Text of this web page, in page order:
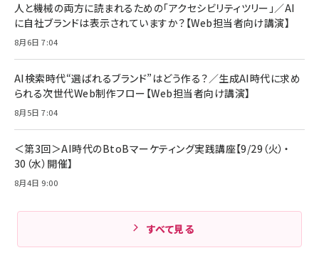
組織の成果を最大化する ルールのデザイン
￥1,980
Amazonランキングをもっと見る
技術基準適合】ブラック
￥5,990
ケーブル Anker絡まないケーブル 240W 結束バン
ド付き USB PD対応 シリコン素材採用 iPhone
17 / 16 / 15 / Galaxy iPad Pro MacBook
Pro/Air 各種対応 (1.8m ミッドナイトブラック)
￥1,890
サッポロ 生ビール 黒ラベル 350ml 缶 24本 ビー
ル ケース買い【6/30応募〆切! 黒ラベルビヤセラー
￥4,857
人と機械の両方に読まれるための「アクセシビリティツリー」／AI
に自社ブランドは表示されていますか？【Web担当者向け講演】
8月6日 7:04
AI検索時代“選ばれるブランド”はどう作る？／生成AI時代に求め
られる次世代Web制作フロー【Web担当者向け講演】
8月5日 7:04
＜第3回＞AI時代のBtoBマーケティング実践講座【9/29（火）・
30（水）開催】
8月4日 9:00
すべて見る